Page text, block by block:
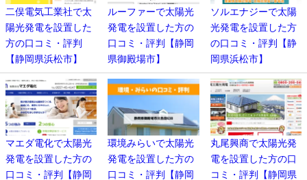
二俣電気工業社で太
陽光発電を設置した
方の口コミ・評判
【静岡県浜松市】
ルーファーで太陽光
発電を設置した方の
口コミ・評判【静岡
県御殿場市】
ソルエナジーで太陽
光発電を設置した方
の口コミ・評判【静
岡県浜松市】
マエダ電化で太陽光
発電を設置した方の
口コミ・評判【静岡
環境みらいで太陽光
発電を設置した方の
口コミ・評判【静岡
丸尾興商で太陽光発
電を設置した方の口
コミ・評判【静岡県